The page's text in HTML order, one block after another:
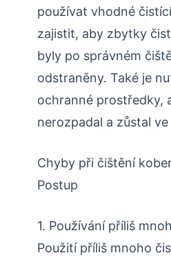
používat vhodné
zajistit, aby zbytky
byly po správném
odstraněny. Také je
ochranné prostředky,
nerozpadal a zůstal
Chyby při čištění
Postup
1. Používání příliš
Použití příliš mnoho